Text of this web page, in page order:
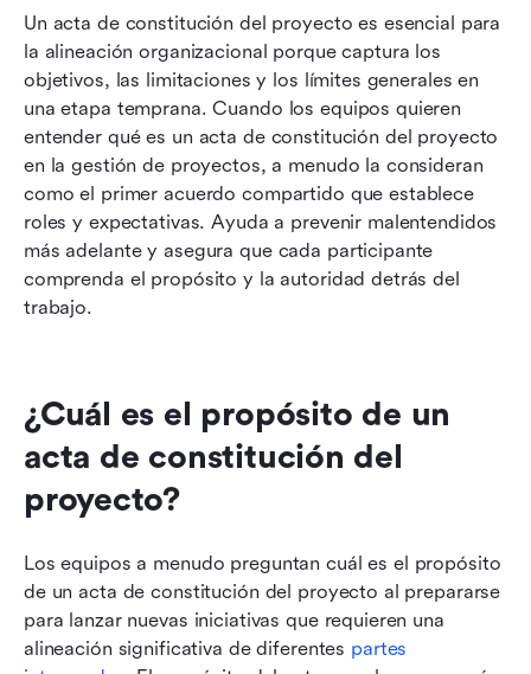
Un acta de constitución del proyecto es esencial para
la alineación organizacional porque captura los
objetivos, las limitaciones y los límites generales en
una etapa temprana. Cuando los equipos quieren
entender qué es un acta de constitución del proyecto
en la gestión de proyectos, a menudo la consideran
como el primer acuerdo compartido que establece
roles y expectativas. Ayuda a prevenir malentendidos
más adelante y asegura que cada participante
comprenda el propósito y la autoridad detrás del
trabajo.
¿Cuál es el propósito de un
acta de constitución del
proyecto?
Los equipos a menudo preguntan cuál es el propósito
de un acta de constitución del proyecto al prepararse
para lanzar nuevas iniciativas que requieren una
alineación significativa de diferentes partes